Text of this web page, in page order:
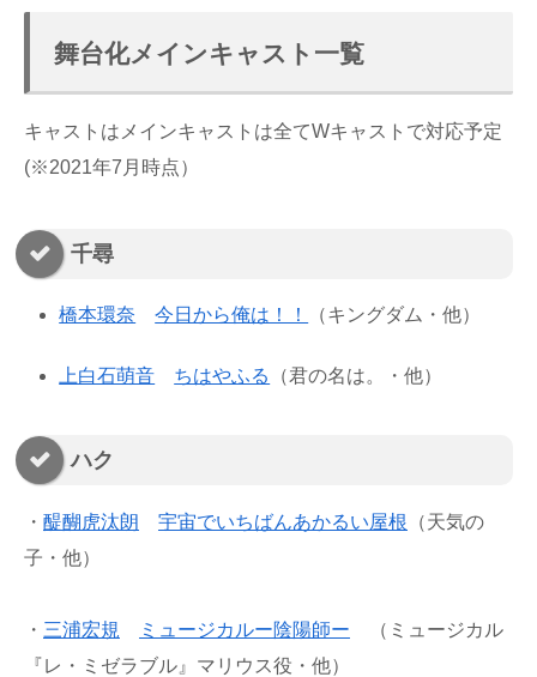
舞台化メインキャスト一覧
キャストはメインキャストは全てWキャストで対応予定
(※2021年7月時点）
千尋
橋本環奈 今日から俺は！！ （キングダム・他）
上白石萌音 ちはやふる （君の名は。・他）
ハク
・ 醍醐虎汰朗 宇宙でいちばんあかるい屋根 （天気の
子・他）
・ 三浦宏規 ミュージカルー陰陽師ー （ミュージカル
『レ・ミゼラブル』マリウス役・他）